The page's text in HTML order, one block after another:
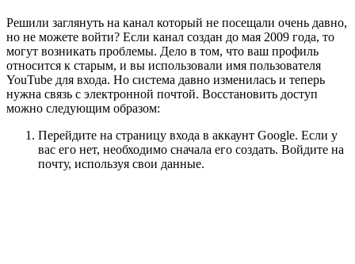
Решили заглянуть на канал который не посещали очень давно,
но не можете войти? Если канал создан до мая 2009 года, то
могут возникать проблемы. Дело в том, что ваш профиль
относится к старым, и вы использовали имя пользователя
YouTube для входа. Но система давно изменилась и теперь
нужна связь с электронной почтой. Восстановить доступ
можно следующим образом:
Перейдите на страницу входа в аккаунт Google. Если у
вас его нет, необходимо сначала его создать. Войдите на
почту, используя свои данные.